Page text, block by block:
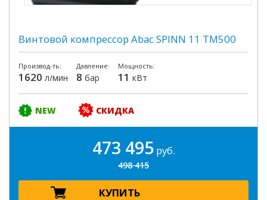
Винтовой компрессор Abac SPINN 11 TM500
Производ-ть:
1620 л/мин
Давление:
8 бар
Мощность:
11 кВт
NEW СКИДКА
473 495руб.
498 415
КУПИТЬ